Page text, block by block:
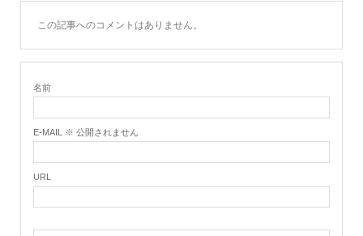
この記事へのコメントはありません。
名前
E-MAIL ※ 公開されません
URL